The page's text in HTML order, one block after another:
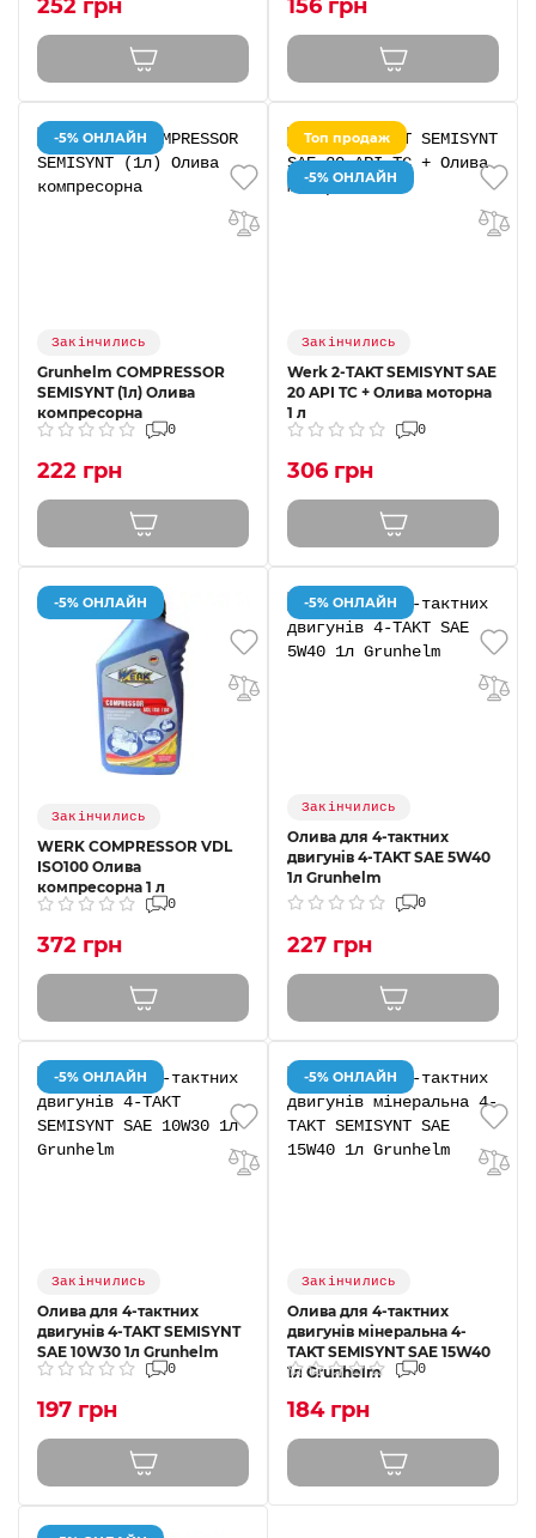
252 грн 156 грн
-5% ОНЛАЙН
Закінчились
Grunhelm COMPRESSOR
SEMISYNT (1л) Олива
компресорна
0
222 грн
Топ продаж
-5% ОНЛАЙН
Закінчились
Werk 2-TAKT SEMISYNT SAE
20 API TC + Олива моторна
1 л
0
306 грн
-5% ОНЛАЙН
Закінчились
WERK COMPRESSOR VDL
ISO100 Олива
компресорна 1 л
0
372 грн
-5% ОНЛАЙН
Закінчились
Олива для 4-тактних
двигунів 4-TAKT SAE 5W40
1л Grunhelm
0
227 грн
-5% ОНЛАЙН
Закінчились
Олива для 4-тактних
двигунів 4-TAKT SEMISYNT
SAE 10W30 1л Grunhelm
0
197 грн
-5% ОНЛАЙН
Закінчились
Олива для 4-тактних
двигунів мінеральна 4-
TAKT SEMISYNT SAE 15W40
1л Grunhelm
0
184 грн